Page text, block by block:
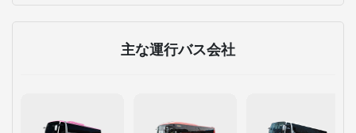
主な運行バス会社